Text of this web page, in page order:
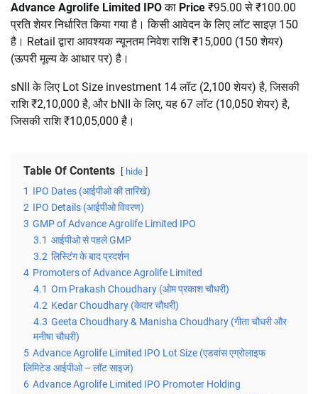
Advance Agrolife Limited IPOका Price ₹95.00 से ₹100.00
प्रति शेयर निर्धारित किया गया है। किसी आवेदन के लिए लॉट साइज़ 150
है। Retail द्वारा आवश्यक न्यूनतम निवेश राशि ₹15,000 (150 शेयर)
(ऊपरी मूल्य के आधार पर) है।
sNII के लिए Lot Size investment 14 लॉट (2,100 शेयर) है, जिसकी
राशि ₹2,10,000 है, और bNII के लिए, यह 67 लॉट (10,050 शेयर) है,
जिसकी राशि ₹10,05,000 है।
Table Of Contents hide
1 IPO Dates (आईपीओ की तारिंखे)
2 IPO Details (आईपीओ विवरण)
3 GMP of Advance Agrolife Limited IPO
3.1 आईपीओ से पहले GMP
3.2 लिस्टिंग के बाद प्रदर्शन
4 Promoters of Advance Agrolife Limited
4.1 Om Prakash Choudhary (ओम प्रकाश चौधरी)
4.2 Kedar Choudhary (केदार चौधरी)
4.3 Geeta Choudhary & Manisha Choudhary (गीता चौधरी और
मनीषा चौधरी)
5 Advance Agrolife Limited IPO Lot Size (एडवांस एग्रोलाइफ
लिमिटेड आईपीओ – लॉट साइज)
6 Advance Agrolife Limited IPO Promoter Holding